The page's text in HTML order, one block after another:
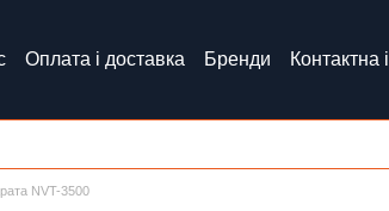
Оплата і доставка Бренди
Контактна
NVT-3500